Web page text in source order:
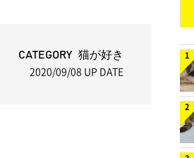
CATEGORY 猫が好き
2020/09/08 UP DATE